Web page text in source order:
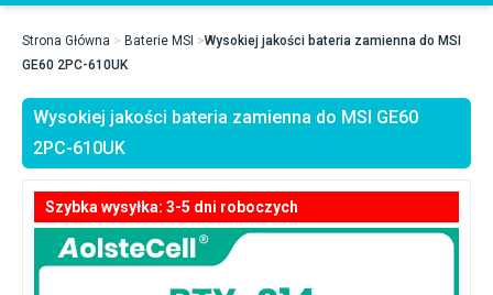
Strona Główna Baterie MSI
Wysokiej jakości bateria zamienna do MSI
GE60 2PC-610UK
Wysokiej jakości bateria zamienna do MSI GE60
2PC-610UK
Szybka wysyłka: 3-5 dni roboczych